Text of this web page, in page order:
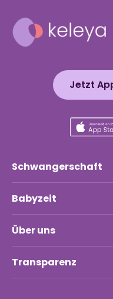
Jetzt
Schwangerschaft
Babyzeit
Über uns
Transparenz